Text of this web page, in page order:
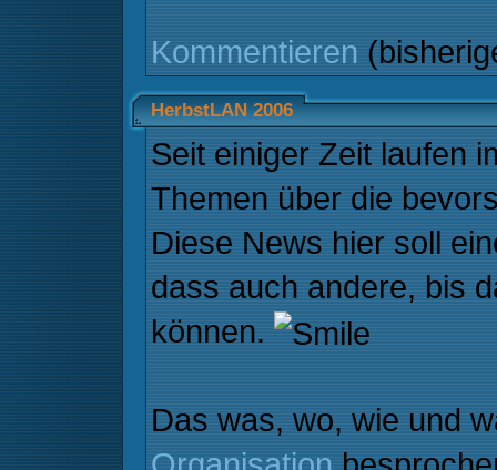
Kommentieren
HerbstLAN 2006
Seit einiger Zeit laufen
Themen über die
Diese News hier soll
dass auch andere, bis
können.
Das was, wo, wie und